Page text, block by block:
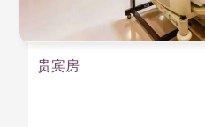
人使用。洗手间亦安装非
防止细菌传播及提升卫生
五楼病房
贵宾房